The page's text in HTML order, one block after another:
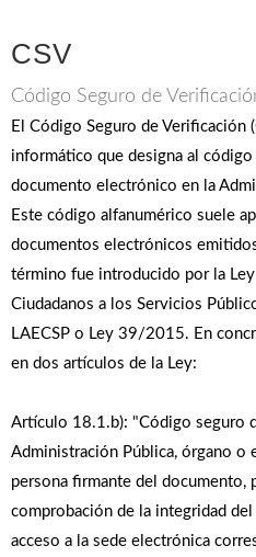
CSV
Código Seguro de
El Código Seguro de Verificación
informático que designa al
documento electrónico en la
Este código alfanumérico suele
documentos electrónicos
término fue introducido por la
Ciudadanos a los Servicios
LAECSP o Ley 39/2015. En
en dos artí­culos de la Ley:
Artículo 18.1.b): "Código seguro
Administración Pública, órgano o
persona firmante del documento,
comprobación de la integridad
acceso a la sede electrónica